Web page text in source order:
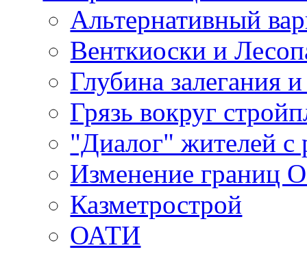
Альтернативный
Венткиоски и
Глубина залегания
Грязь вокруг
"Диалог" жителей с
Изменение границ
Казметрострой
ОАТИ